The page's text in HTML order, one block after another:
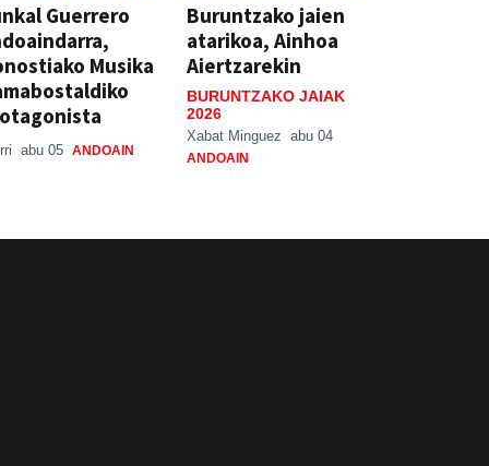
Guerrero
Musika
abu 05 ANDOAIN
Buruntzako jaien
atarikoa, Ainhoa
Aiertzarekin
BURUNTZAKO JAIAK
2026
Xabat Minguez abu 04
ANDOAIN